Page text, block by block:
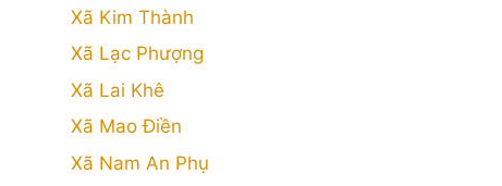
Xã Kim Thành
Xã Lạc Phượng
Xã Lai Khê
Xã Mao Điền
Xã Nam An Phụ